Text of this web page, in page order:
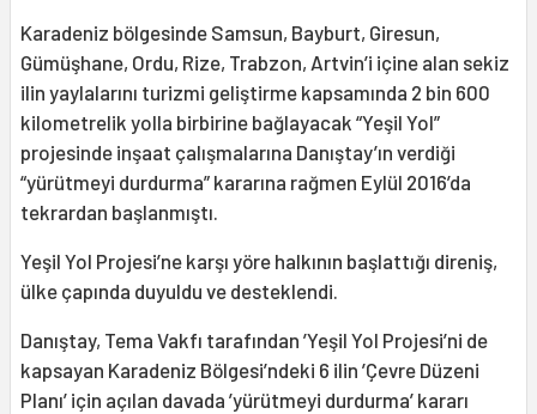
Karadeniz bölgesinde Samsun, Bayburt, Giresun,
Gümüşhane, Ordu, Rize, Trabzon, Artvin’i içine alan sekiz
ilin yaylalarını turizmi geliştirme kapsamında 2 bin 600
kilometrelik yolla birbirine bağlayacak “Yeşil Yol”
projesinde inşaat çalışmalarına Danıştay’ın verdiği
“yürütmeyi durdurma” kararına rağmen Eylül 2016’da
tekrardan başlanmıştı.
Yeşil Yol Projesi’ne karşı yöre halkının başlattığı direniş,
ülke çapında duyuldu ve desteklendi.
Danıştay, Tema Vakfı tarafından ’Yeşil Yol Projesi’ni de
kapsayan Karadeniz Bölgesi’ndeki 6 ilin ’Çevre Düzeni
Planı’ için açılan davada ’yürütmeyi durdurma’ kararı